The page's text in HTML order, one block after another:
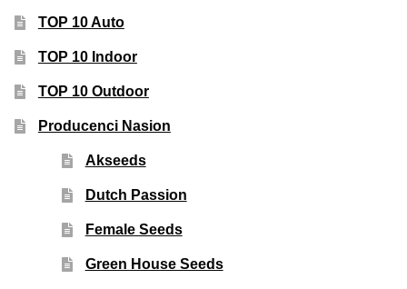
TOP 10 Auto
TOP 10 Indoor
TOP 10 Outdoor
Producenci Nasion
Akseeds
Dutch Passion
Female Seeds
Green House Seeds